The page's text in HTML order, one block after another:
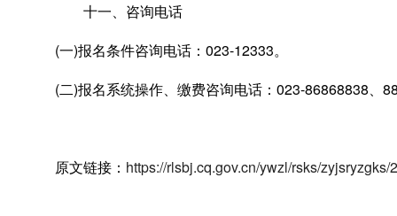
十一、咨询电话
(一)报名条件咨询电话：023-12333。
(二)报名系统操作、缴费咨询电话：023-86868838、
原文链接： https://rlsbj.cq.gov.cn/ywzl/rsks/